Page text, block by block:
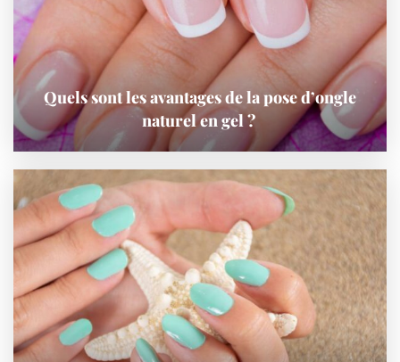
Quels sont les avantages de la pose d’ongle
naturel en gel ?